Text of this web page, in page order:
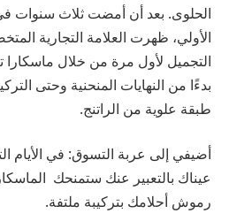
الحلوى. بعد أن أمضت ثلاث سنوات
الأولي، ظهرت العلامة التجارية
التجميل لأول مرة من خلال ماسكارا
بدءًا من النهايات المنحنية وحتى
طبقة علوية من الراتنج.
أضيفي إلى عربة التسوق: في الأيام
عيناك بالتعبير عنك ستمنحك
رموش أحلامك بتركيبة ملتفة.